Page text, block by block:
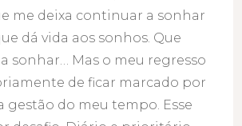
me deixa continuar a sonhar
dá vida aos sonhos. Que
sonhar… Mas o meu regresso
de ficar marcado por
gestão do meu tempo. Esse